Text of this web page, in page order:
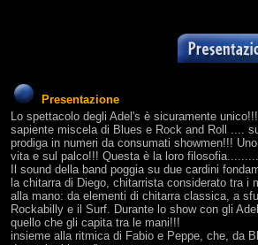
Presentazione
Lo spettacolo degli Adel's è sicuramente
sapiente miscela di Blues e Rock and Roll ....
prodiga in numeri da consumati showmen!!!
vita e sul palco!!! Questa è la loro
Il sound della band poggia su due cardini
la chitarra di Diego, chitarrista considerato tra
alla mano: da elementi di chitarra classica, a
Rockabilly e il Surf. Durante lo show con gli
quello che gli capita tra le mani!!!
insieme alla ritmica di Fabio e Peppe, che, da